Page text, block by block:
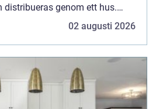
distribueras genom ett hus.
alltmer po...
02 augusti 2026